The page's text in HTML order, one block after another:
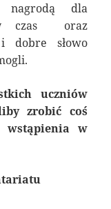
nagrodą dla
czas oraz
dobre słowo
uczniów
zrobić coś
wstąpienia w